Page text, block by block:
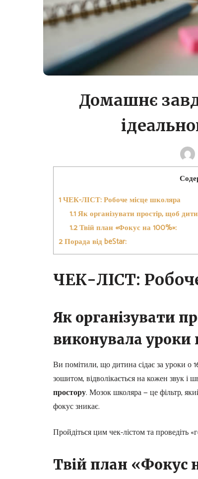
Домашнє
1ЧЕК-ЛІСТ: Робоче місце школяра
1.1Як організувати простір, щоб
1.2Твій план «Фокус на 100%»:
2Порада від beStar:
ЧЕК-ЛІСТ:
Як організувати
виконувала
Ви помітили, що дитина сідає за уроки о
зошитом, відволікається на кожен звук і
простору. Мозок школяра — це фільтр,
фокус зникає.
Пройдіться цим чек-лістом та проведіть
Твій план «Фокус